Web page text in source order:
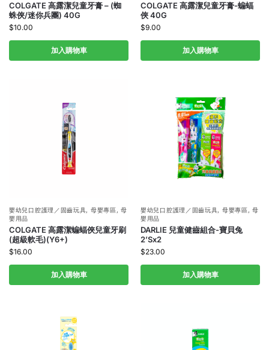
COLGATE 高露潔兒童牙膏 – (蜘
蛛俠/迷你兵團) 40G
$10.00
加入購物車
COLGATE 高露潔兒童牙膏-蝙蝠
俠 40G
$9.00
加入購物車
嬰幼兒口腔護理／固齒玩具, 母嬰專區,母
嬰用品
COLGATE 高露潔蝙蝠俠兒童牙刷
(超級軟毛)(Y6+)
$16.00
加入購物車
嬰幼兒口腔護理／固齒玩具, 母嬰專區,母
嬰用品
DARLIE 兒童健齒組合-寶貝兔
2’Sx2
$23.00
加入購物車